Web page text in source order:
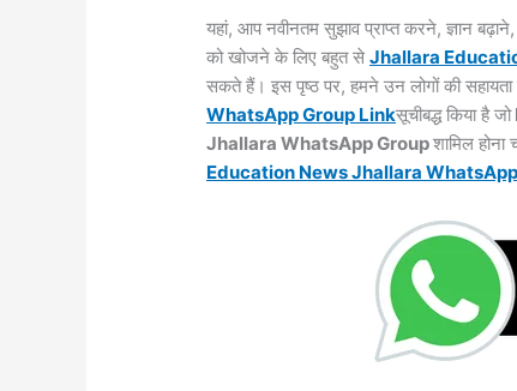
यहां, आप नवीनतम सुझाव प्राप्त करने, ज्ञान
को खोजने के लिए बहुत सेJhallara
सकते हैं। इस पृष्ठ पर, हमने उन लोगों की
WhatsApp Group Linkसूचीबद्ध किया है जो
Jhallara WhatsApp Groupशामिल
Education News Jhallara